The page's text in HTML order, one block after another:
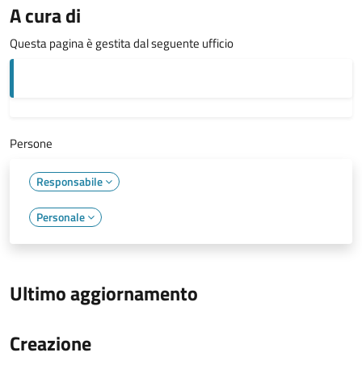
A cura di
Questa pagina è gestita dal seguente ufficio
Persone
Responsabile
Personale
Ultimo aggiornamento
Creazione